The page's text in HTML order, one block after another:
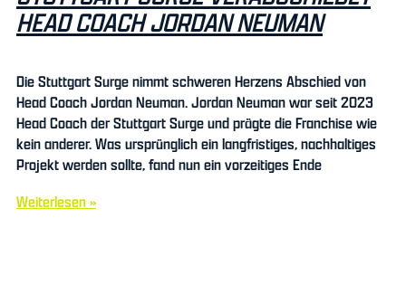
HEAD COACH JORDAN NEUMAN
Die Stuttgart Surge nimmt schweren Herzens Abschied von
Head Coach Jordan Neuman. Jordan Neuman war seit 2023
Head Coach der Stuttgart Surge und prägte die Franchise wie
kein anderer. Was ursprünglich ein langfristiges, nachhaltiges
Projekt werden sollte, fand nun ein vorzeitiges Ende
Weiterlesen »